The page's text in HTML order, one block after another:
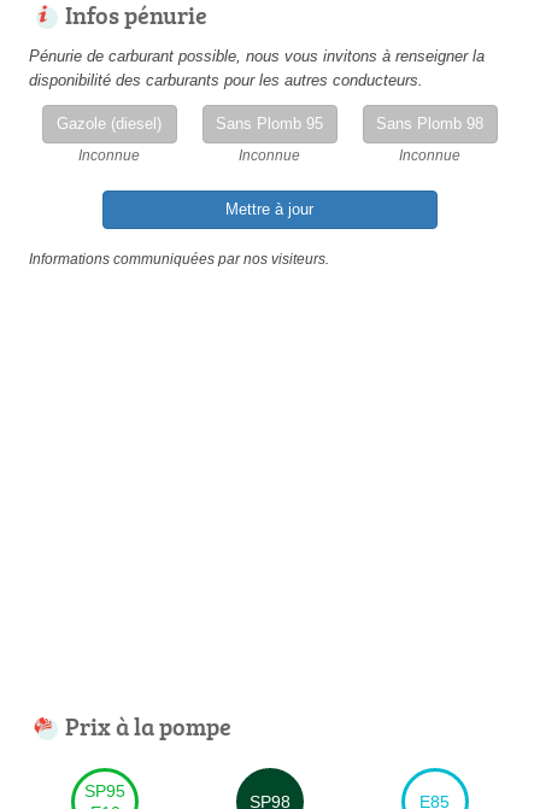
Infos pénurie
Pénurie de carburant possible, nous vous invitons à renseigner la
disponibilité des carburants pour les autres conducteurs.
Gazole (diesel)
Inconnue
Sans Plomb 95
Inconnue
Sans Plomb 98
Inconnue
Mettre à jour
Informations communiquées par nos visiteurs.
Prix à la pompe
SP95
SP98 E85